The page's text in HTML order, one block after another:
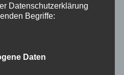
Pflicht, einen Schutzhelm
Rolle: die Besucher
unterschiedliche
Datenschutzerklärung
Begriffe:
Daten